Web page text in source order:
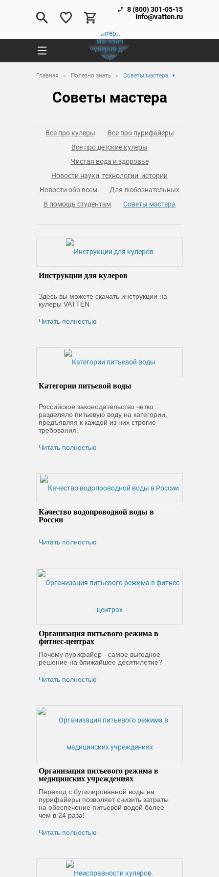
8 (800) 301-05-15
info@vatten.ru
Главная Полезно знать Советы мастера
Советы мастера
Все про кулеры
Все про пурифайеры
Все про детские кулеры
Чистая вода и здоровье
Новости науки, технологии, истории
Новости обо всем
Для любознательных
В помощь студентам
Советы мастера
Инструкции для кулеров
Здесь вы можете скачать инструкции на
кулеры VATTEN
Читать полностью
Категории питьевой воды
Российское законодательство четко
разделяло питьевую воду на категории,
предъявляя к каждой из них строгие
требования.
Читать полностью
Качество водопроводной воды в
России
Читать полностью
Организация питьевого режима в
фитнес-центрах
Почему пурифайер - самое выгодное
решение на ближайшее десятилетие?
Читать полностью
Организация питьевого режима в
медицинских учреждениях
Переход с бутилированной воды на
пурифайеры позволяет снизить затраты
на обеспечение питьевой водой более
чем в 24 раза!
Читать полностью